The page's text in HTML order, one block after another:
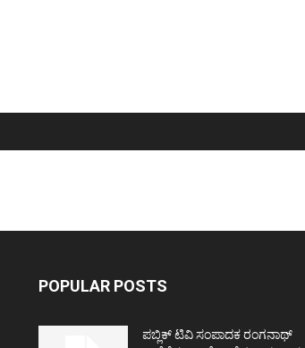
POPULAR POSTS
ಪಬ್ಲಿಕ್ ಟಿವಿ ಸಂಪಾದಕ ರಂಗನಾಥ್